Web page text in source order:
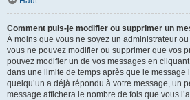
Comment puis-je modifier ou supprimer un
À moins que vous ne soyez un administrateur
vous ne pouvez modifier ou supprimer que vos
pouvez modifier un de vos messages en
dans une limite de temps après que le message
quelqu’un a déjà répondu à votre message, un
message affichera le nombre de fois que vous